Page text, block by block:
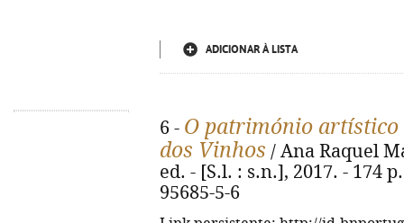
ADICIONAR À LISTA
6 - O património
dos Vinhos / Ana Raquel
ed. - [S.l. : s.n.], 2017. - 174
95685-5-6